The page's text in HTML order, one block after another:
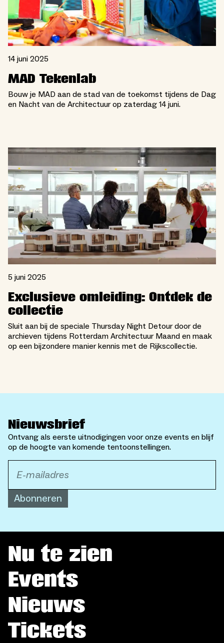
14 juni 2025
MAD Tekenlab
Bouw je MAD aan de stad van de toekomst tijdens de Dag
en Nacht van de Architectuur op zaterdag 14 juni.
5 juni 2025
Exclusieve omleiding: Ontdek de
collectie
Sluit aan bij de speciale Thursday Night Detour door de
archieven tijdens Rotterdam Architectuur Maand en maak
op een bijzondere manier kennis met de Rijkscollectie.
Nieuwsbrief
Ontvang als eerste uitnodigingen voor onze events en blijf
op de hoogte van komende tentoonstellingen.
Abonneren
Nu te zien
Events
Nieuws
Tickets